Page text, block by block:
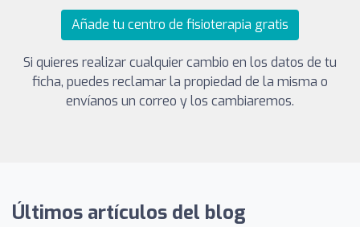
Añade tu centro de fisioterapia gratis
Si quieres realizar cualquier cambio en los datos de tu
ficha, puedes reclamar la propiedad de la misma o
envíanos un correo y los cambiaremos.
Últimos artículos del blog